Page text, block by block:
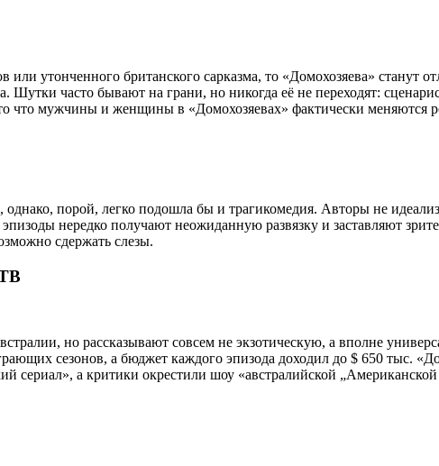
или утонченного британского сарказма, то «Домохозяева»
Шутки часто бывают на грани, но никогда её не переходят:
что мужчины и женщины в «Домохозяевах» фактически меняются
однако, порой, легко подошла бы и трагикомедия. Авторы не
нередко получают неожиданную развязку и заставляют
сдержать слезы.
но рассказывают совсем не экзотическую, а вполне
сезонов, а бюджет каждого эпизода доходил до $ 650 тыс.
сериал», а критики окрестили шоу «австралийской